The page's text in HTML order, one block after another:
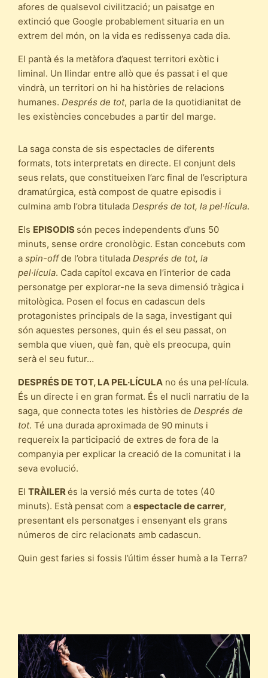
afores de qualsevol civilització; un paisatge en
extinció que Google probablement situaria en un
extrem del món, on la vida es redissenya cada dia.
El pantà és la metàfora d’aquest territori exòtic i
liminal. Un llindar entre allò que és passat i el que
vindrà, un territori on hi ha històries de relacions
humanes. Després de tot, parla de la quotidianitat de
les existències concebudes a partir del marge.
La saga consta de sis espectacles de diferents
formats, tots interpretats en directe. El conjunt dels
seus relats, que constitueixen l’arc final de l’escriptura
dramatúrgica, està compost de quatre episodis i
culmina amb l’obra titulada Després de tot, la pel·lícula.
Els EPISODIS són peces independents d’uns 50
minuts, sense ordre cronològic. Estan concebuts com
a spin-offde l’obra titulada Després de tot, la
pel·lícula. Cada capítol excava en l’interior de cada
personatge per explorar-ne la seva dimensió tràgica i
mitològica. Posen el focus en cadascun dels
protagonistes principals de la saga, investigant qui
són aquestes persones, quin és el seu passat, on
sembla que viuen, què fan, què els preocupa, quin
serà el seu futur…
DESPRÉS DE TOT, LA PEL·LÍCULA no és una pel·lícula.
És un directe i en gran format. És el nucli narratiu de la
saga, que connecta totes les històries de Després de
tot. Té una durada aproximada de 90 minuts i
requereix la participació de extres de fora de la
companyia per explicar la creació de la comunitat i la
seva evolució.
ElTRÀILERés la versió més curta de totes (40
minuts). Està pensat com aespectacle de carrer,
presentant els personatges i ensenyant els grans
números de circ relacionats amb cadascun.
Quin gest faries si fossis l’últim ésser humà a la Terra?